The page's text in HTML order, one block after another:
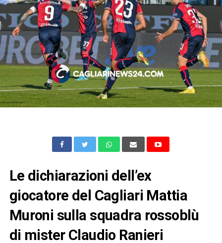
Le dichiarazioni dell’ex
giocatore del Cagliari Mattia
Muroni sulla squadra rossoblù
di mister Claudio Ranieri